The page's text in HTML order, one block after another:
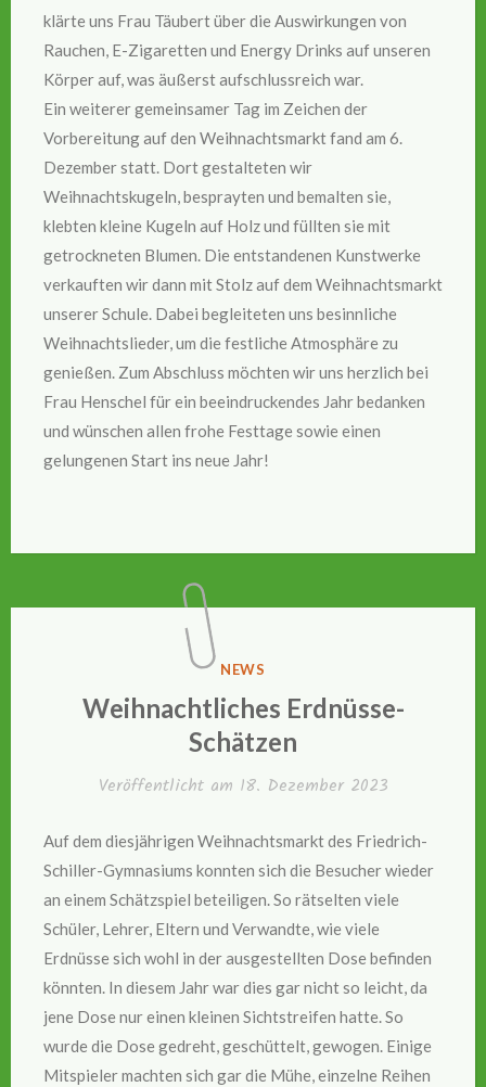
klärte uns Frau Täubert über die Auswirkungen von
Rauchen, E-Zigaretten und Energy Drinks auf unseren
Körper auf, was äußerst aufschlussreich war.
Ein weiterer gemeinsamer Tag im Zeichen der
Vorbereitung auf den Weihnachtsmarkt fand am 6.
Dezember statt. Dort gestalteten wir
Weihnachtskugeln, besprayten und bemalten sie,
klebten kleine Kugeln auf Holz und füllten sie mit
getrockneten Blumen. Die entstandenen Kunstwerke
verkauften wir dann mit Stolz auf dem Weihnachtsmarkt
unserer Schule. Dabei begleiteten uns besinnliche
Weihnachtslieder, um die festliche Atmosphäre zu
genießen. Zum Abschluss möchten wir uns herzlich bei
Frau Henschel für ein beeindruckendes Jahr bedanken
und wünschen allen frohe Festtage sowie einen
gelungenen Start ins neue Jahr!
VERÖFFENTLICHT
IN
NEWS
Weihnachtliches Erdnüsse-
Schätzen
Veröffentlicht am 18. Dezember 2023
Auf dem diesjährigen Weihnachtsmarkt des Friedrich-
Schiller-Gymnasiums konnten sich die Besucher wieder
an einem Schätzspiel beteiligen. So rätselten viele
Schüler, Lehrer, Eltern und Verwandte, wie viele
Erdnüsse sich wohl in der ausgestellten Dose befinden
könnten. In diesem Jahr war dies gar nicht so leicht, da
jene Dose nur einen kleinen Sichtstreifen hatte. So
wurde die Dose gedreht, geschüttelt, gewogen. Einige
Mitspieler machten sich gar die Mühe, einzelne Reihen